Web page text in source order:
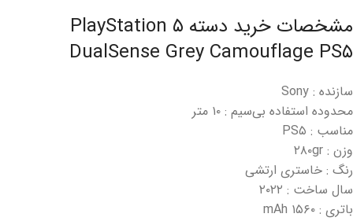
مشخصات خرید دسته PlayStation ۵
DualSense Grey Camouflage PS۵
سازنده : Sony
محدوده استفاده بی‌سیم : ۱۰ متر
مناسب : PS۵
وزن : ۲۸۰gr
رنگ : خاستری ارتشی
سال ساخت : ۲۰۲۲
باتری : ۱۵۶۰ mAh